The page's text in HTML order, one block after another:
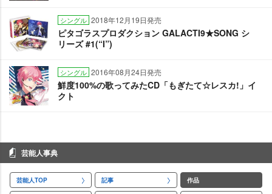
シングル 2018年12月19日発売
ピタゴラスプロダクション GALACTI9★SONG シ
リーズ #1(“I”)
シングル 2016年08月24日発売
鮮度100%の歌ってみたCD「もぎたて☆レスカ!」イ
クト
芸能人事典
芸能人TOP 記事 作品